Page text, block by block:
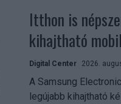
Itthon is
kihajtható
Digital Center 2026.
A Samsung
legújabb kihajtható